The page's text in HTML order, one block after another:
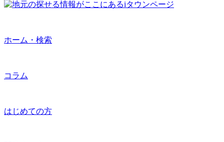
ホーム・検索
コラム
はじめての方